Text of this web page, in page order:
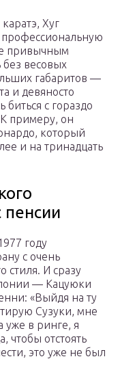
Хуг
привычным
весовых
габаритов —
и девяносто
с гораздо
примеру, он
который
и на тринадцать
пенсии
году
с очень
стиля. И сразу
— Кацуюки
«Выйдя на ту
Сузуки, мне
уже в ринге, я
чтобы отстоять
это уже не был